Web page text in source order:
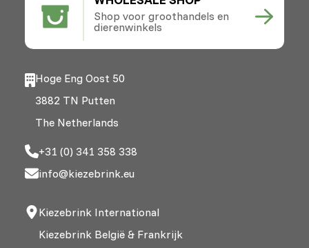
Shop voor groothandels en
dierenwinkels
Hoge Eng Oost 50
3882 TN Putten
The Netherlands
+31 (0) 341 358 338
info@kiezebrink.eu
Kiezebrink International
Kiezebrink België & Frankrijk